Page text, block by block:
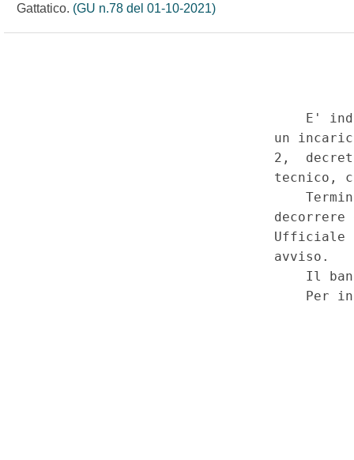
Gattatico. (GU n.78 del 01-10-2021)